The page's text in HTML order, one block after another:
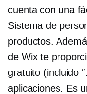
cuenta con una
Sistema de
productos.
de Wix te
gratuito (incluido
aplicaciones. Es